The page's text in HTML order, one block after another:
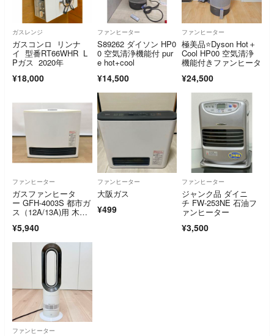
ガスレンジ
ガスコンロ リンナ
イ 型番RT66WHR L
Pガス 2020年
¥18,000
ファンヒーター
S89262 ダイソン HP0
0 空気清浄機能付 pur
e hot+cool
¥14,500
ファンヒーター
極美品⭐Dyson Hot＋
Cool HP00 空気清浄
機能付きファンヒータ
¥24,500
ファンヒーター
ガスファンヒータ
ー GFH-4003S 都市ガ
ス（12A/13A)用 木造1
畳 ノーリツ NORIT
Z ガスコード付き 251
¥5,940
ファンヒーター
大阪ガス
¥499
ファンヒーター
ジャンク品 ダイニ
チ FW-253NE 石油フ
ァンヒーター
¥3,500
ファンヒーター